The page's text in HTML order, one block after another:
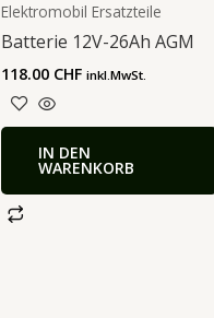
Elektromobil Ersatzteile
Batterie 12V-26Ah AGM
118.00 CHF inkl.MwSt.
IN DEN
WARENKORB